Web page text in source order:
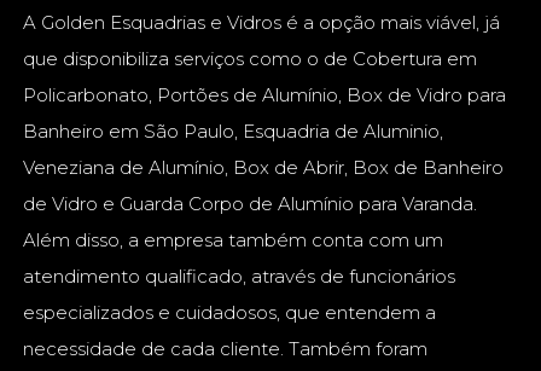
A Golden Esquadrias e Vidros é a opção mais viável, já
que disponibiliza serviços como o de Cobertura em
Policarbonato, Portões de Alumínio, Box de Vidro para
Banheiro em São Paulo, Esquadria de Aluminio,
Veneziana de Alumínio, Box de Abrir, Box de Banheiro
de Vidro e Guarda Corpo de Alumínio para Varanda.
Além disso, a empresa também conta com um
atendimento qualificado, através de funcionários
especializados e cuidadosos, que entendem a
necessidade de cada cliente. Também foram